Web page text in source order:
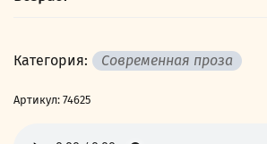
Категория: Современная проза
Артикул: 74625